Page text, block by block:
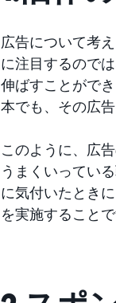
広告について考
に注目するので
伸ばすことがで
本でも、その広
このように、広
うまくいってい
に気付いたとき
を実施することで